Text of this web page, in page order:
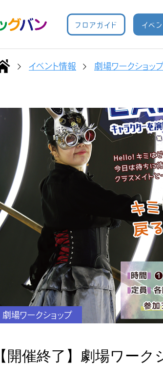
フロアガイド イベ
イベント情報 劇場ワークショッ
劇場ワークショップ
【開催終了】劇場ワー